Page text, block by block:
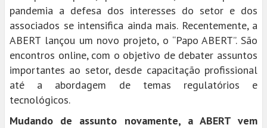
pandemia a defesa dos interesses do setor e dos
associados se intensifica ainda mais. Recentemente, a
ABERT lançou um novo projeto, o “Papo ABERT”. São
encontros online, com o objetivo de debater assuntos
importantes ao setor, desde capacitação profissional
até a abordagem de temas regulatórios e
tecnológicos.
Mudando de assunto novamente, a ABERT vem